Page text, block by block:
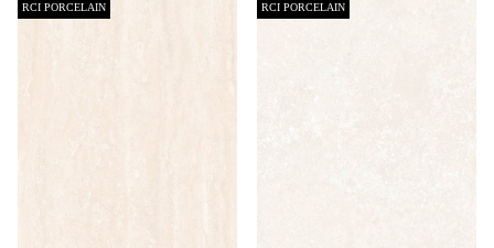
RCI PORCELAIN
RCI PORCELAIN